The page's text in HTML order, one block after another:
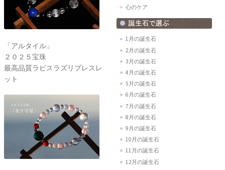
「アルタイル」
２０２５宝珠
最高品質ラピスラズリブレスレ
ット
心のケア
1月の誕生石
2月の誕生石
3月の誕生石
4月の誕生石
5月の誕生石
6月の誕生石
7月の誕生石
8月の誕生石
9月の誕生石
10月の誕生石
11月の誕生石
12月の誕生石